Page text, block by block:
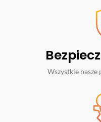
Wszystkie nasze